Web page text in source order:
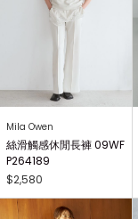
Mila Owen
絲滑觸感休閒長褲 09WF
P264189
$2,580